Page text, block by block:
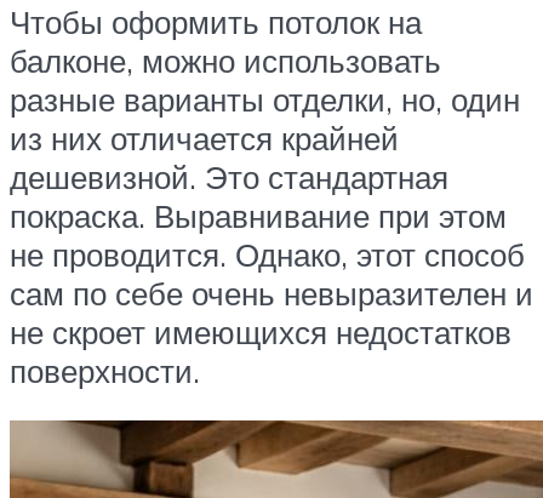
Чтобы оформить потолок на
балконе, можно использовать
разные варианты отделки, но, один
из них отличается крайней
дешевизной. Это стандартная
покраска. Выравнивание при этом
не проводится. Однако, этот способ
сам по себе очень невыразителен и
не скроет имеющихся недостатков
поверхности.